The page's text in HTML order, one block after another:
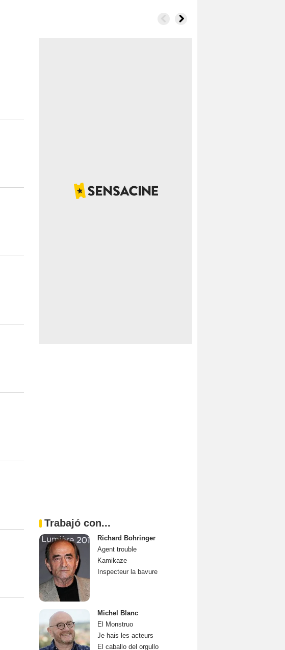
Trabajó con...
Richard Bohringer
Agent trouble
Kamikaze
Inspecteur la bavure
Michel Blanc
El Monstruo
Je hais les acteurs
El caballo del orgullo